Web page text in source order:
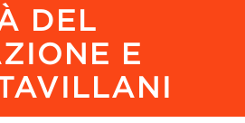
DEL
E